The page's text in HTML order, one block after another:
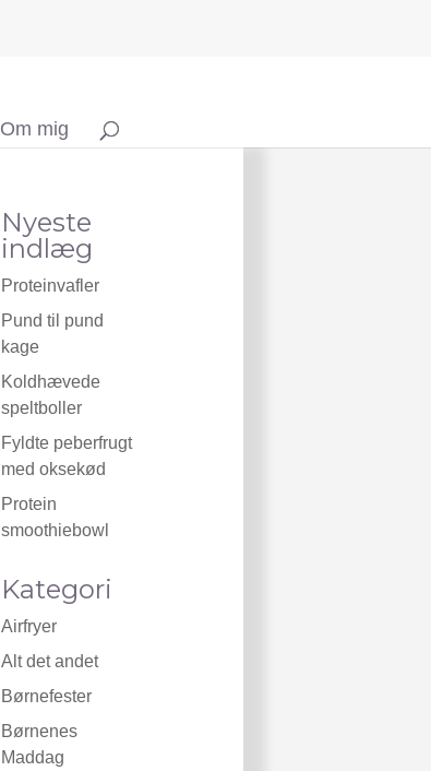
Om mig
Nyeste
indlæg
Proteinvafler
Pund til pund
kage
Koldhævede
speltboller
Fyldte peberfrugt
med oksekød
Protein
smoothiebowl
Kategori
Airfryer
Alt det andet
Børnefester
Børnenes
Maddag